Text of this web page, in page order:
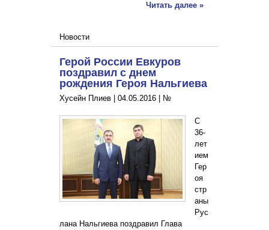
Читать далее »
Новости
Герой России Евкуров
поздравил с днем
рождения Героя Нальгиева
Хусейн Плиев | 04.05.2016 №
С
36-
лет
ием
Гер
оя
стр
аны
Рус
лана Нальгиева поздравил Глава